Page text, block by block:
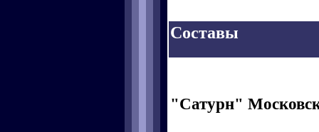
Составы
"Сатурн"